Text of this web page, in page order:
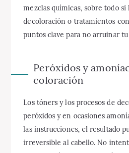
mezclas químicas, sobre todo si
decoloración o tratamientos
puntos clave para no arruinar
Peróxidos y
coloración
Los tóners y los procesos de
peróxidos y en ocasiones
las instrucciones, el resultado
irreversible al cabello. No